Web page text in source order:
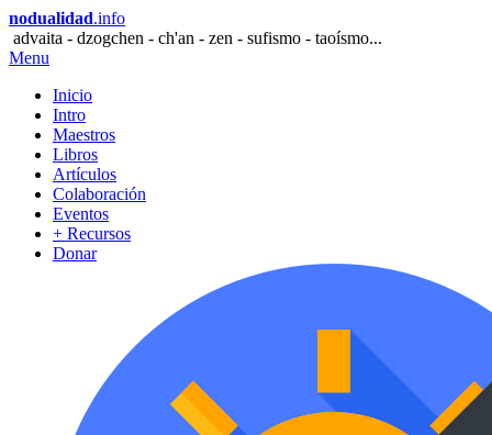
nodualidad.info
advaita - dzogchen - ch'an - zen - sufismo - taoísmo...
Menu
Inicio
Intro
Maestros
Libros
Artículos
Colaboración
Eventos
+ Recursos
Donar